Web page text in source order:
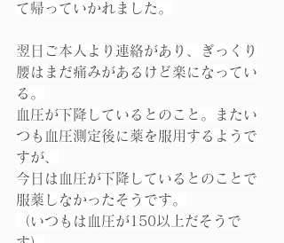
て帰っていかれました。
翌日ご本人より連絡があり、ぎっくり
腰はまだ痛みがあるけど楽になってい
る。
血圧が下降しているとのこと。またい
つも血圧測定後に薬を服用するようで
すが、
今日は血圧が下降しているとのことで
服薬しなかったそうです。
（いつもは血圧が150以上だそうで